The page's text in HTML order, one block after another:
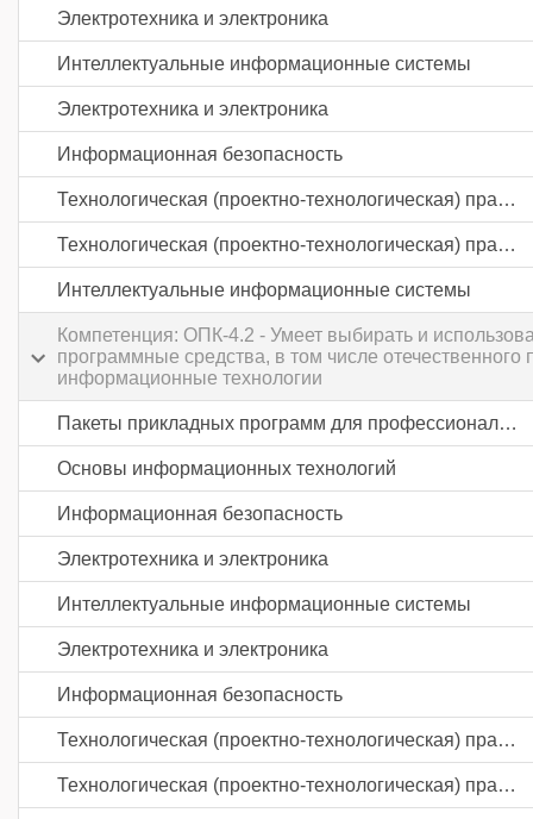
Электротехника и электроника
Интеллектуальные информационные системы
Электротехника и электроника
Информационная безопасность
Технологическая (проектно-технологическая) практика
Технологическая (проектно-технологическая) практика
Интеллектуальные информационные системы
Компетенция: ОПК-4.2 - Умеет выбирать и
программные средства, в том числе
информационные технологии
Пакеты прикладных программ для профессиональной деятельности
Основы информационных технологий
Информационная безопасность
Электротехника и электроника
Интеллектуальные информационные системы
Электротехника и электроника
Информационная безопасность
Технологическая (проектно-технологическая) практика
Технологическая (проектно-технологическая) практика